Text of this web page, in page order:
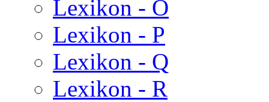
Lexikon - O
Lexikon - P
Lexikon - Q
Lexikon - R